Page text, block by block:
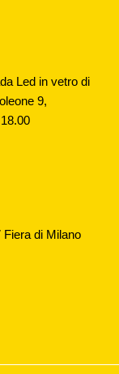
Led in vetro di
9,
di Milano